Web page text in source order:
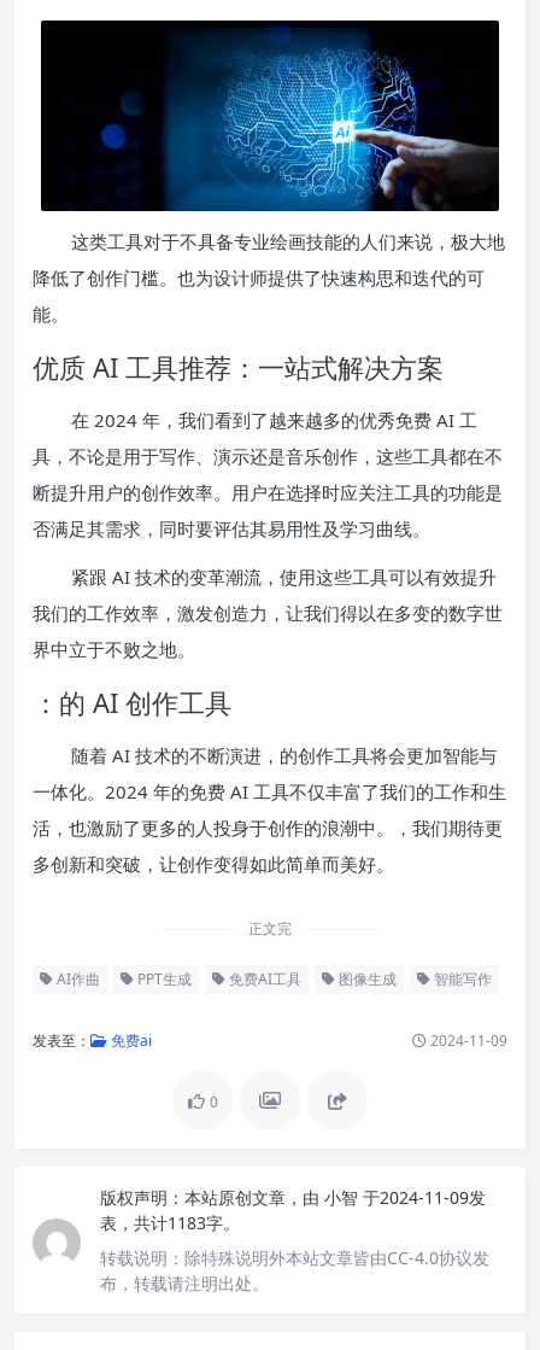
这类工具对于不具备专业绘画技能的人们来说，极大地
降低了创作门槛。也为设计师提供了快速构思和迭代的可
能。
优质 AI 工具推荐：一站式解决方案
在 2024 年，我们看到了越来越多的优秀免费 AI 工
具，不论是用于写作、演示还是音乐创作，这些工具都在不
断提升用户的创作效率。用户在选择时应关注工具的功能是
否满足其需求，同时要评估其易用性及学习曲线。
紧跟 AI 技术的变革潮流，使用这些工具可以有效提升
我们的工作效率，激发创造力，让我们得以在多变的数字世
界中立于不败之地。
：的 AI 创作工具
随着 AI 技术的不断演进，的创作工具将会更加智能与
一体化。2024 年的免费 AI 工具不仅丰富了我们的工作和生
活，也激励了更多的人投身于创作的浪潮中。，我们期待更
多创新和突破，让创作变得如此简单而美好。
正文完
AI作曲 PPT生成 免费AI工具 图像生成 智能写作
发表至： 免费ai 2024-11-09
0
版权声明： 本站原创文章，由 小智 于2024-11-09发
表，共计1183字。
转载说明： 除特殊说明外本站文章皆由CC-4.0协议发
布，转载请注明出处。